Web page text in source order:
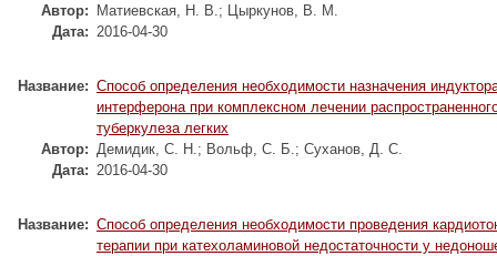
Автор:
Матиевская, Н. В.; Цыркунов, В. М.
Дата: 2016-04-30
Название: Способ определения необходимости назначения
интерферона при комплексном лечении
туберкулеза легких
Автор: Демидик, С. Н.; Вольф, С. Б.; Суханов, Д. С.
Дата: 2016-04-30
Название: Способ определения необходимости проведения
терапии при катехоламиновой недостаточности у